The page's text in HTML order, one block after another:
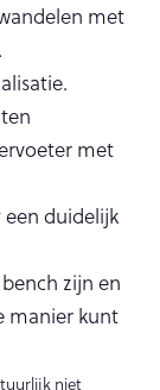
met
met
duidelijk
zijn en
manier kunt
niet